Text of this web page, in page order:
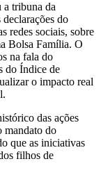
tribuna da
do
redes sociais, sobre
Bolsa Família. O
na fala do
do Índice de
o impacto real
das ações
mandato do
que as iniciativas
filhos de